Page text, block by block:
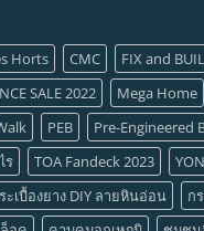
Horts CMC FIX and
SALE 2022
Mega Home
PEB
Pre-Engineered
ร
TOA Fandeck 2023
ะเบื้องยาง DIY ลายหินอ่อน
ก